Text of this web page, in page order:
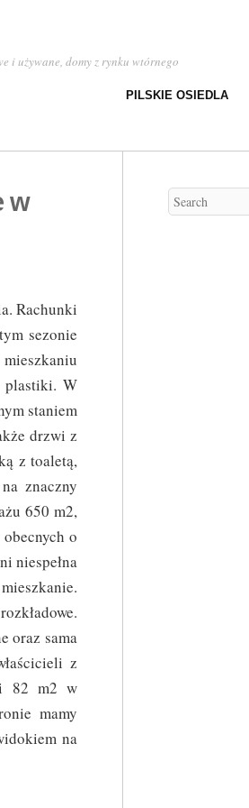
i używane, domy z rynku wtórnego
PILSKIE OSIEDLA
w
Rachunki
sezonie
plastiki. W
staniem
drzwi z
z toaletą,
znaczny
650 m2,
o
niespełna
oraz sama
z
82 m2 w
mamy
na